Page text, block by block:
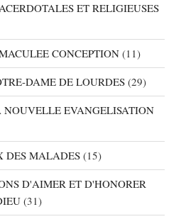
ET RELIGIEUSES
CONCEPTION (11)
DAME DE LOURDES (29)
NOUVELLE EVANGELISATION
DES MALADES (15)
D'AIMER ET D'HONORER
(31)